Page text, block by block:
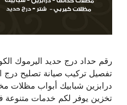
رقم حداد درج حديد اليرموك
تفصيل تركيب صيانة تصليح درج
درابزين شبابيك أبواب مظلات
تخزين يوفر لكم خدمات متنوعة